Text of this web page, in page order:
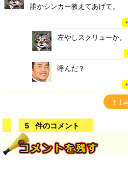
誰かシンカー教えてあげて。
左やしスクリューか。
呼んだ？
↑上
5 件のコメント